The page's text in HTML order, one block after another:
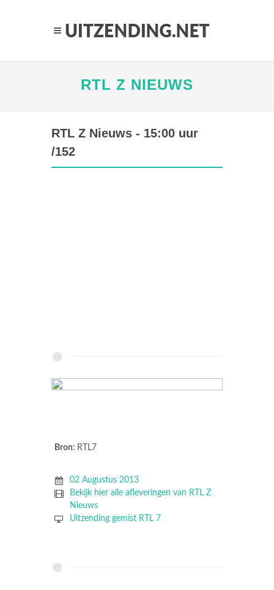
RTL Z NIEUWS
RTL Z Nieuws - 15:00 uur
/152
Bron: RTL7
02 Augustus 2013
Bekijk hier alle afleveringen van RTL Z
Nieuws
Uitzending gemist RTL 7